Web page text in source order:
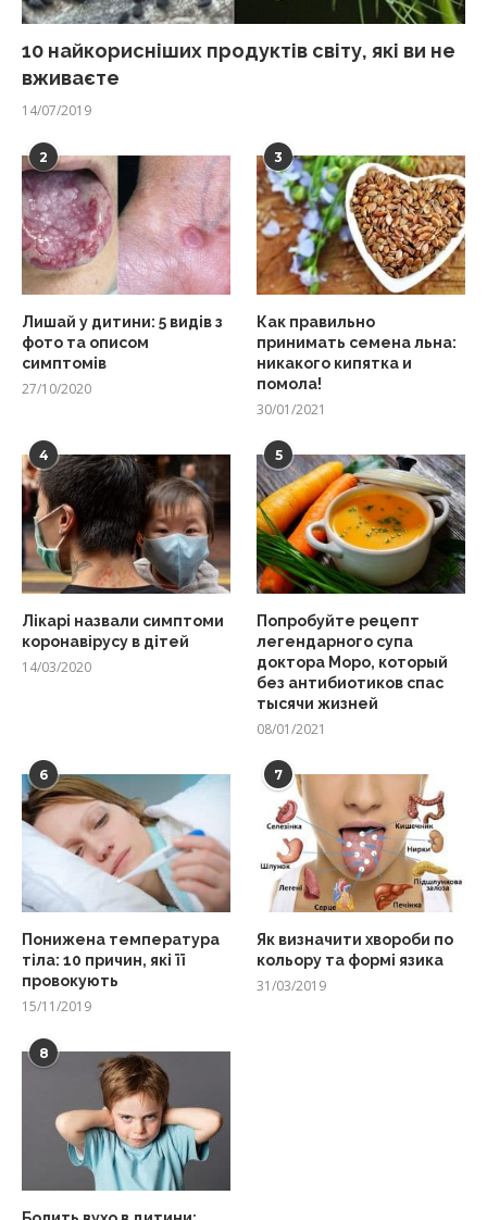
10 найкорисніших продуктів світу, які ви не
вживаєте
14/07/2019
2
Лишай у дитини: 5 видів з
фото та описом
симптомів
27/10/2020
3
Как правильно
принимать семена льна:
никакого кипятка и
помола!
30/01/2021
4
Лікарі назвали симптоми
коронавірусу в дітей
14/03/2020
5
Попробуйте рецепт
легендарного супа
доктора Моро, который
без антибиотиков спас
тысячи жизней
08/01/2021
6
Понижена температура
тіла: 10 причин, які її
провокують
15/11/2019
7
Як визначити хвороби по
кольору та формі язика
31/03/2019
8